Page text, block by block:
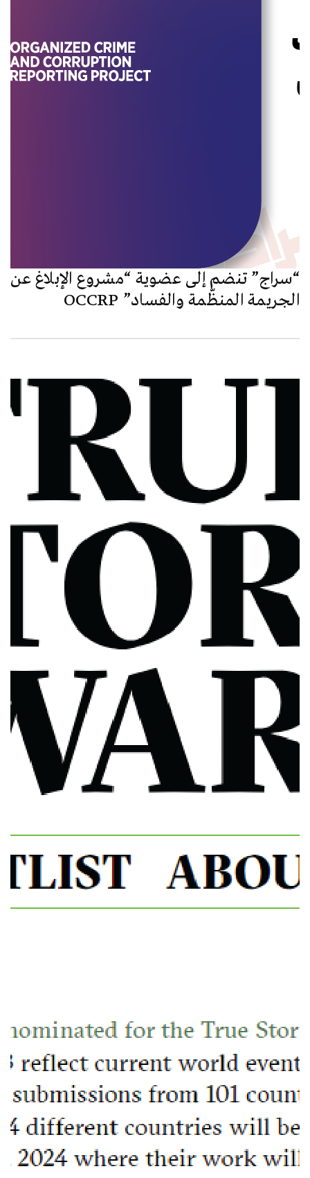
“سراج” تنضم إلى عضوية “مشروع الإبلاغ عن
الجريمة المنظّمة والفساد” OCCRP